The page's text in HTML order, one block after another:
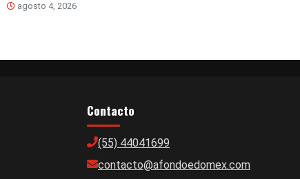
agosto 4, 2026
Contacto
(55) 44041699
contacto@afondoedomex.com